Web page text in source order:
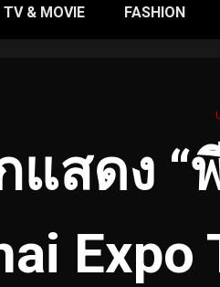
TV & MOVIE FASHION
สดง “
Expo